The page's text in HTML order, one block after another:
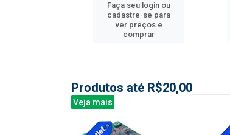
Faça seu login ou
cadastre-se para
ver preços e
comprar
Produtos até R$20,00
Veja mais